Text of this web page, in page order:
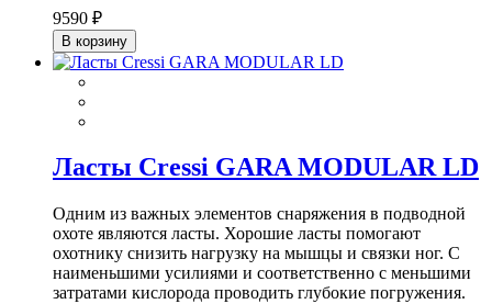
9590 ₽
В корзину
Ласты Cressi GARA MODULAR LD
Одним из важных элементов снаряжения в подводной
охоте являются ласты. Хорошие ласты помогают
охотнику снизить нагрузку на мышцы и связки ног. С
наименьшими усилиями и соответственно с меньшими
затратами кислорода проводить глубокие погружения.